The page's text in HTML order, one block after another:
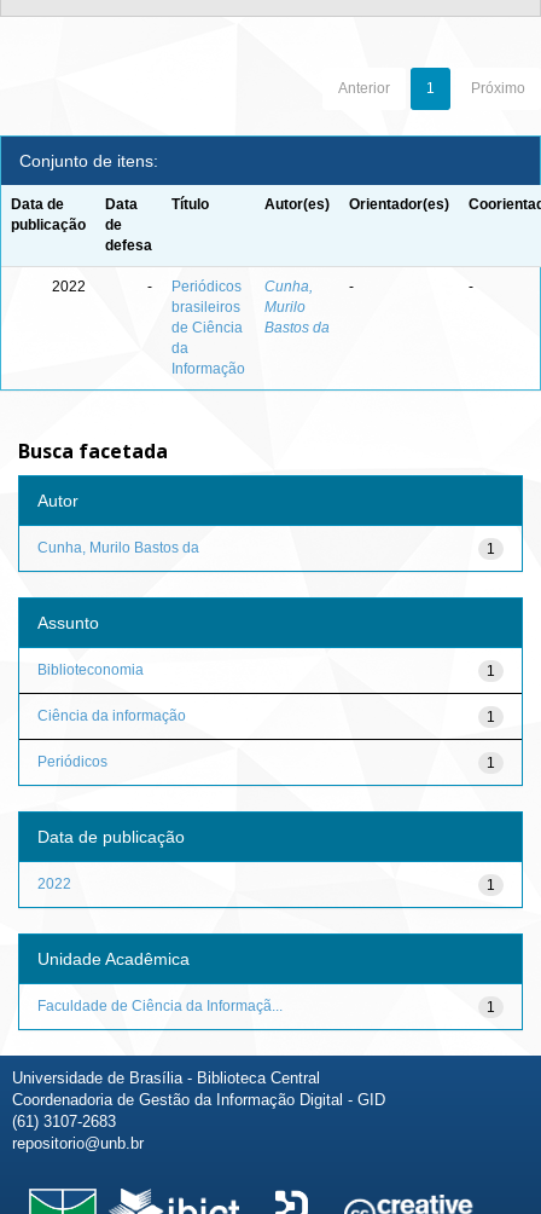
Anterior 1 Próximo
Conjunto de itens:
Data de
publicação
Data
de
defesa
Título Autor(es) Orientador(es)
2022 -
Periódicos
brasileiros
de Ciência
da
Informação
Cunha,
Murilo
Bastos da
- -
Busca facetada
Autor
1
Cunha, Murilo Bastos da
Assunto
1
Biblioteconomia
1
Ciência da informação
1
Periódicos
Data de publicação
1
2022
Unidade Acadêmica
1
Faculdade de Ciência da Informaçã...
Universidade de Brasília - Biblioteca Central
Coordenadoria de Gestão da Informação Digital - GID
(61) 3107-2683
repositorio@unb.br